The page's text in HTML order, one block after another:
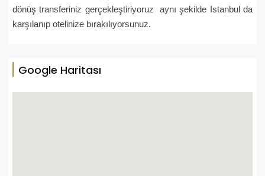
dönüş transferiniz gerçekleştiriyoruz aynı şekilde Istanbul da
karşılanıp otelinize bırakılıyorsunuz.
Google Haritası